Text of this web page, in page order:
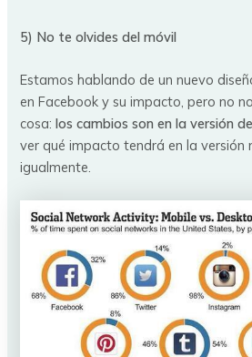
5) No te olvides del móvil
Estamos hablando de un nuevo
en Facebook y su impacto, pero no
cosa:los cambios son en la versión
ver qué impacto tendrá en la versión
igualmente.